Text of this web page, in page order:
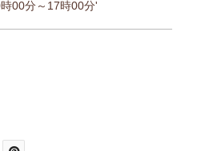
00分～17時00分'